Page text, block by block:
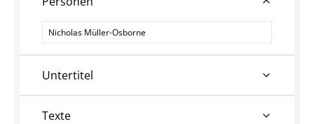
Personen
Untertitel
Texte